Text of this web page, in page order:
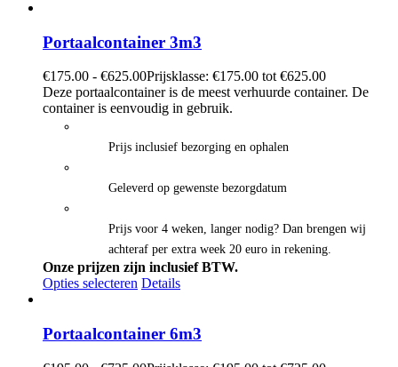
Portaalcontainer 3m3
€175.00 - €625.00Prijsklasse: €175.00 tot €625.00
Deze portaalcontainer is de meest verhuurde container. De
container is eenvoudig in gebruik.
Prijs inclusief bezorging en ophalen
Geleverd op gewenste bezorgdatum
Prijs voor 4 weken, langer nodig? Dan brengen wij
achteraf per extra week 20 euro in rekening.
Onze prijzen zijn inclusief BTW.
Opties selecteren Details
Portaalcontainer 6m3